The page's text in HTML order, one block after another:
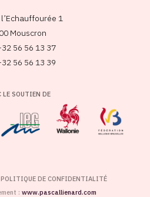
l’Echauffourée 1
Mouscron
56 56 13 37
56 56 13 39
LE SOUTIEN DE
POLITIQUE DE CONFIDENTIALITÉ
:www.pascallienard.com